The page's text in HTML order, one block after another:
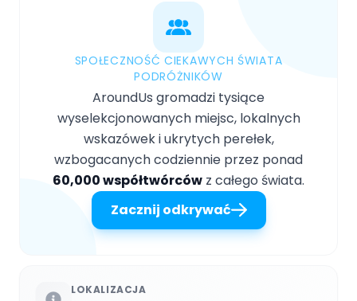
SPOŁECZNOŚĆ CIEKAWYCH ŚWIATA
PODRÓŻNIKÓW
AroundUs gromadzi tysiące
wyselekcjonowanych miejsc, lokalnych
wskazówek i ukrytych perełek,
wzbogacanych codziennie przez ponad
60,000 współtwórców z całego świata.
Zacznij odkrywać
LOKALIZACJA